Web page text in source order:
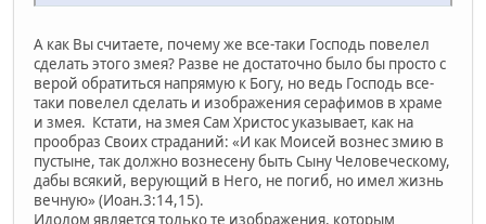
А как Вы считаете, почему же все-таки Господь повелел
сделать этого змея? Разве не достаточно было бы просто с
верой обратиться напрямую к Богу, но ведь Господь все-
таки повелел сделать и изображения серафимов в храме
и змея. Кстати, на змея Сам Христос указывает, как на
прообраз Своих страданий: «И как Моисей вознес змию в
пустыне, так должно вознесену быть Сыну Человеческому,
дабы всякий, верующий в Него, не погиб, но имел жизнь
вечную» (Иоан.3:14,15).
Идолом является только те изображения, которым